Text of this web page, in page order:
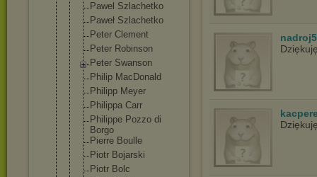
Pawel Szlachetko
Paweł Szlachetko
Peter Clement
Peter Robinson
Peter Swanson
Philip MacDonald
Philipp Meyer
Philippa Carr
Philippe Pozzo di
Borgo
Pierre Boulle
Piotr Bojarski
Piotr Bolc